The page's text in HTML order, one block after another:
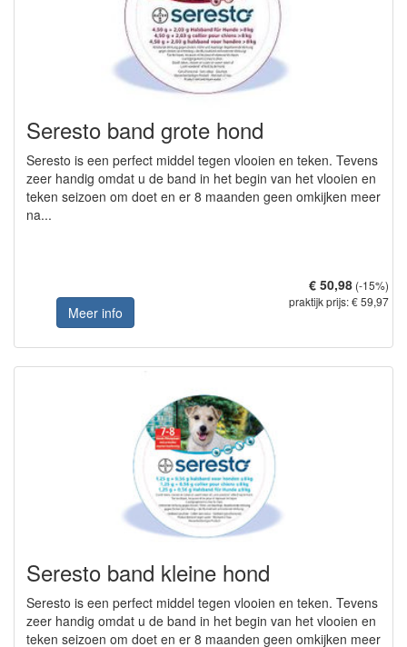
Seresto band grote hond
Seresto is een perfect middel tegen vlooien en teken. Tevens
zeer handig omdat u de band in het begin van het vlooien en
teken seizoen om doet en er 8 maanden geen omkijken meer
na...
Meer info
€ 50,98 (-15%)
praktijk prijs: € 59,97
Seresto band kleine hond
Seresto is een perfect middel tegen vlooien en teken. Tevens
zeer handig omdat u de band in het begin van het vlooien en
teken seizoen om doet en er 8 maanden geen omkijken meer